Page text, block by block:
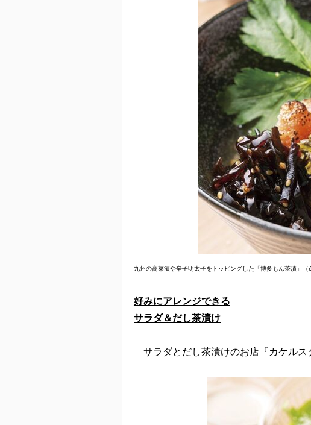
九州の高菜漬や辛子明太子をトッピングした「博多もん茶漬」
好みにアレンジできる
サラダ＆だし茶漬け
サラダとだし茶漬けのお店『カケルス